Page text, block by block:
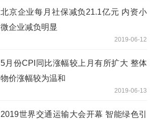
北京企业每月社保减负21.1亿元 内资小
微企业减负明显
2019-06-12
5月份CPI同比涨幅较上月有所扩大 整体
物价涨幅较为温和
2019-06-13
2019世界交通运输大会开幕 智能绿色引